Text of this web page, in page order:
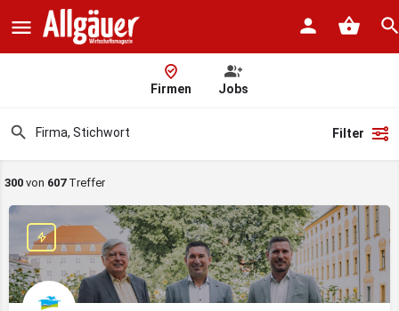
Firmen Jobs
Filter
300 von 607Treffer